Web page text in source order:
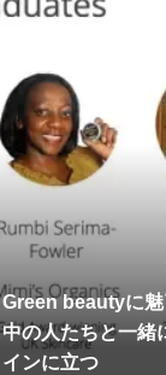
Green beautyに
中の人たちと一緒
インに立つ